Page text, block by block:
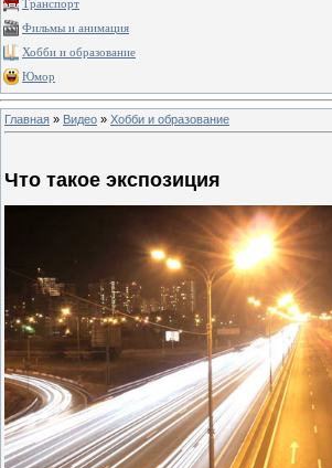
Транспорт
Фильмы и анимация
Хобби и образование
Юмор
Главная » Видео » Хобби и образование
Что такое экспозиция